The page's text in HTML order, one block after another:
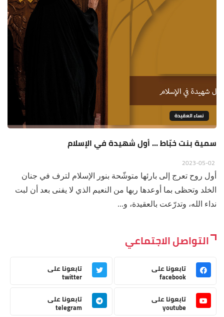
نساء العقيدة
سمية بنت خبّاط ... أول شهيدة في الإسلام
أول روح تعرج إلى بارئها متوشّحة بنور الإسلام لترف في جنان
الخلد وتحظى بما أوعدها ربها من النعيم الذي لا يفنى بعد أن لبت
نداء الله، وتدرّعت بالعقيدة، و...
التواصل الاجتماعي
تابعونا على
facebook
تابعونا على
twitter
تابعونا على
youtube
تابعونا على
telegram